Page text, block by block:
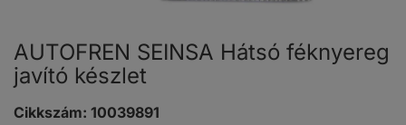
AUTOFREN SEINSA Hátsó féknyereg
javító készlet
Cikkszám: 10039891